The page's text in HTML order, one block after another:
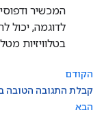
המכשיר
לדוגמה, יכול
בטלוויזיות
הקודם
קבלת התגובה הטובה
הבא